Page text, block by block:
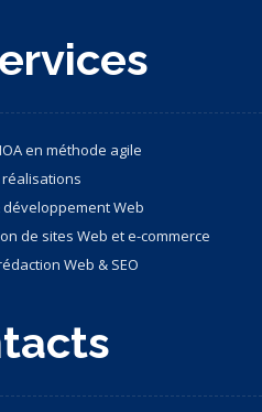
en méthode agile
réalisations
développement Web
de sites Web et e-commerce
Web & SEO